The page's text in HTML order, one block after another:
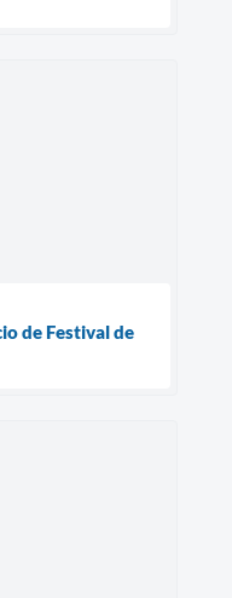
de Festival de